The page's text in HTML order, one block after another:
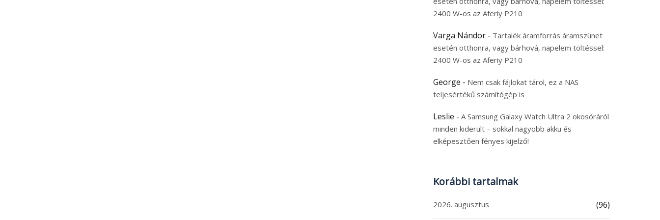
2400 W-os az Aferiy P210
Varga Nándor - Tartalék áramforrás áramszünet
esetén otthonra, vagy bárhová, napelem töltéssel:
2400 W-os az Aferiy P210
George - Nem csak fájlokat tárol, ez a NAS
teljesértékű számítógép is
Leslie - A Samsung Galaxy Watch Ultra 2 okosóráról
minden kiderült – sokkal nagyobb akku és
elképesztően fényes kijelző!
Korábbi tartalmak
2026. augusztus (96)